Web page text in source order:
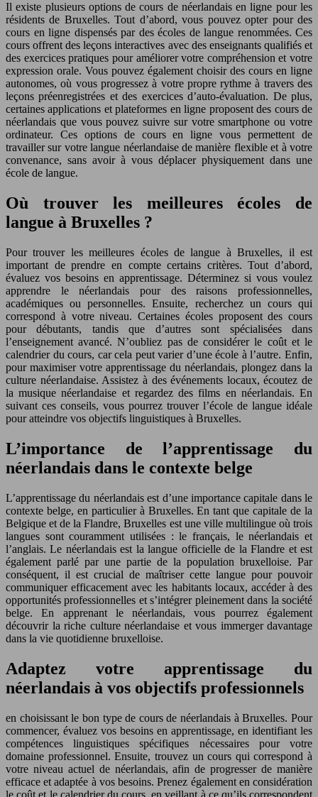
Il existe plusieurs options de cours de néerlandais en ligne pour les
résidents de Bruxelles. Tout d’abord, vous pouvez opter pour des
cours en ligne dispensés par des écoles de langue renommées. Ces
cours offrent des leçons interactives avec des enseignants qualifiés et
des exercices pratiques pour améliorer votre compréhension et votre
expression orale. Vous pouvez également choisir des cours en ligne
autonomes, où vous progressez à votre propre rythme à travers des
leçons préenregistrées et des exercices d’auto-évaluation. De plus,
certaines applications et plateformes en ligne proposent des cours de
néerlandais que vous pouvez suivre sur votre smartphone ou votre
ordinateur. Ces options de cours en ligne vous permettent de
travailler sur votre langue néerlandaise de manière flexible et à votre
convenance, sans avoir à vous déplacer physiquement dans une
école de langue.
Où trouver les meilleures écoles de
langue à Bruxelles ?
Pour trouver les meilleures écoles de langue à Bruxelles, il est
important de prendre en compte certains critères. Tout d’abord,
évaluez vos besoins en apprentissage. Déterminez si vous voulez
apprendre le néerlandais pour des raisons professionnelles,
académiques ou personnelles. Ensuite, recherchez un cours qui
correspond à votre niveau. Certaines écoles proposent des cours
pour débutants, tandis que d’autres sont spécialisées dans
l’enseignement avancé. N’oubliez pas de considérer le coût et le
calendrier du cours, car cela peut varier d’une école à l’autre. Enfin,
pour maximiser votre apprentissage du néerlandais, plongez dans la
culture néerlandaise. Assistez à des événements locaux, écoutez de
la musique néerlandaise et regardez des films en néerlandais. En
suivant ces conseils, vous pourrez trouver l’école de langue idéale
pour atteindre vos objectifs linguistiques à Bruxelles.
L’importance de l’apprentissage du
néerlandais dans le contexte belge
L’apprentissage du néerlandais est d’une importance capitale dans le
contexte belge, en particulier à Bruxelles. En tant que capitale de la
Belgique et de la Flandre, Bruxelles est une ville multilingue où trois
langues sont couramment utilisées : le français, le néerlandais et
l’anglais. Le néerlandais est la langue officielle de la Flandre et est
également parlé par une partie de la population bruxelloise. Par
conséquent, il est crucial de maîtriser cette langue pour pouvoir
communiquer efficacement avec les habitants locaux, accéder à des
opportunités professionnelles et s’intégrer pleinement dans la société
belge. En apprenant le néerlandais, vous pourrez également
découvrir la riche culture néerlandaise et vous immerger davantage
dans la vie quotidienne bruxelloise.
Adaptez votre apprentissage du
néerlandais à vos objectifs professionnels
en choisissant le bon type de cours de néerlandais à Bruxelles. Pour
commencer, évaluez vos besoins en apprentissage, en identifiant les
compétences linguistiques spécifiques nécessaires pour votre
domaine professionnel. Ensuite, trouvez un cours qui correspond à
votre niveau actuel de néerlandais, afin de progresser de manière
efficace et adaptée à vos besoins. Prenez également en considération
le coût et le calendrier du cours, en veillant à ce qu’ils correspondent